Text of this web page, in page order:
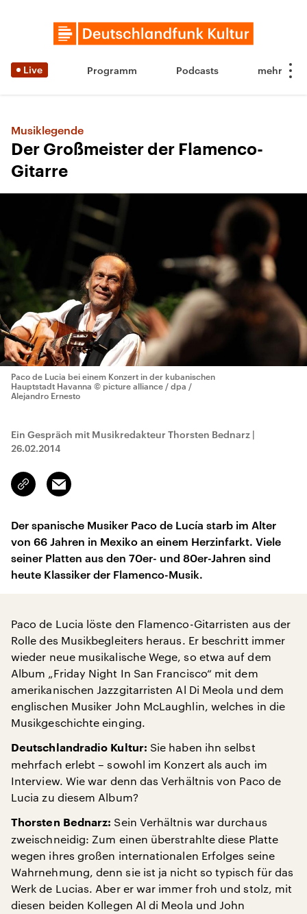
Live Programm Podcasts
Musiklegende
Der Großmeister der Flamenco-
Gitarre
Paco de Lucia bei einem Konzert in der kubanischen
Hauptstadt Havanna © picture alliance / dpa /
Alejandro Ernesto
Ein Gespräch mit Musikredakteur Thorsten Bednarz |
26.02.2014
Link
kopieren/teilen
Email
Der spanische Musiker Paco de Lucía starb im Alter
von 66 Jahren in Mexiko an einem Herzinfarkt. Viele
seiner Platten aus den 70er- und 80er-Jahren sind
heute Klassiker der Flamenco-Musik.
Paco de Lucia löste den Flamenco-Gitarristen aus der
Rolle des Musikbegleiters heraus. Er beschritt immer
wieder neue musikalische Wege, so etwa auf dem
Album „Friday Night In San Francisco“ mit dem
amerikanischen Jazzgitarristen Al Di Meola und dem
englischen Musiker John McLaughlin, welches in die
Musikgeschichte einging.
Deutschlandradio Kultur: Sie haben ihn selbst
mehrfach erlebt – sowohl im Konzert als auch im
Interview. Wie war denn das Verhältnis von Paco de
Lucia zu diesem Album?
Thorsten Bednarz: Sein Verhältnis war durchaus
zweischneidig: Zum einen überstrahlte diese Platte
wegen ihres großen internationalen Erfolges seine
Wahrnehmung, denn sie ist ja nicht so typisch für das
Werk de Lucias. Aber er war immer froh und stolz, mit
diesen beiden Kollegen Al di Meola und John